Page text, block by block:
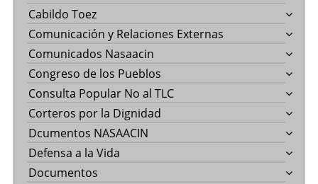
Cabildo Toez
Comunicación y Relaciones Externas
Comunicados Nasaacin
Congreso de los Pueblos
Consulta Popular No al TLC
Corteros por la Dignidad
Dcumentos NASAACIN
Defensa a la Vida
Documentos